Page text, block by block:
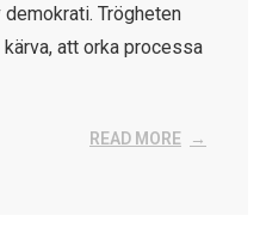
Trögheten
att orka processa
READ MORE